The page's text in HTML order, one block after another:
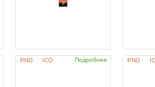
PNG ICO Подробнее PNG